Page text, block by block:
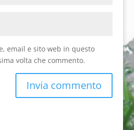
email e sito web in questo
volta che commento.